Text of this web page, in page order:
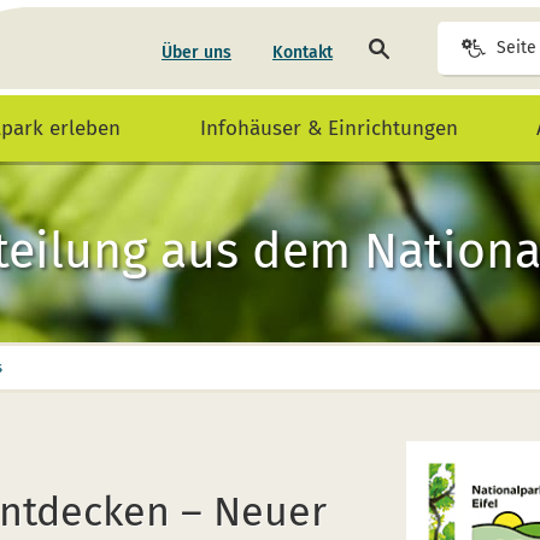
Über uns Kontakt
durchsuchen
erleben Infohäuser & Einrichtungen
aus dem
– Neuer